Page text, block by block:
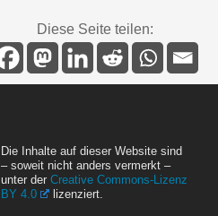
Diese Seite teilen:
Die Inhalte auf dieser Website sind
– soweit nicht anders vermerkt –
unter der Creative Commons-Lizenz
BY 4.0
lizenziert.